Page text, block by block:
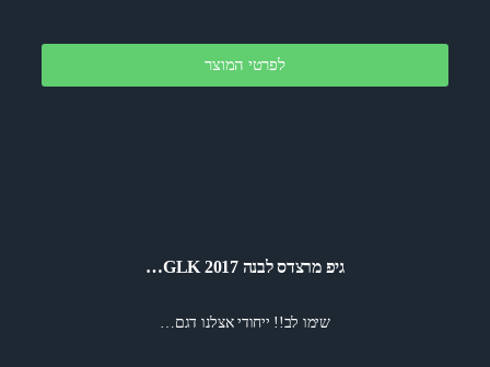
לפרטי המוצר
גיפ מרצדס לבנה 2017 GLK…
שימו לב!! ייחודי אצלנו דגם…